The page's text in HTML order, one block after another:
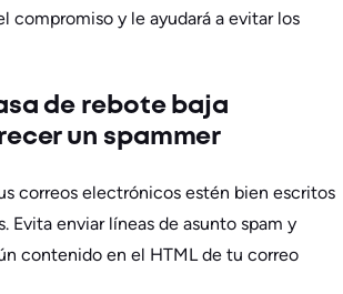
compromiso y le ayudará a evitar los
de rebote baja
un spammer
correos electrónicos estén bien escritos
Evita enviar líneas de asunto spam y
contenido en el HTML de tu correo